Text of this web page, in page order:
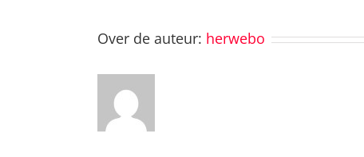
Over de auteur: herwebo